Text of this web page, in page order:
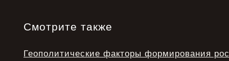
Смотрите также
Геополитические факторы формирования